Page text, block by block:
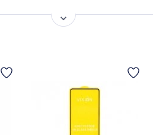
Показать ещё